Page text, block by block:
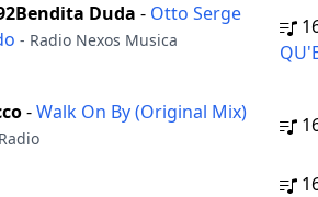
Duda - Otto Serge
- Radio Nexos Musica
-Walk On By (Original Mix)